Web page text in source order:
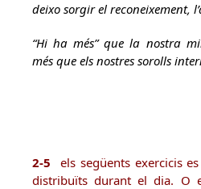
deixo sorgir el reconeixement,
“Hi ha més” que la nostra
més que els nostres sorolls
2-5 els següents exercicis
distribuïts durant el dia. O